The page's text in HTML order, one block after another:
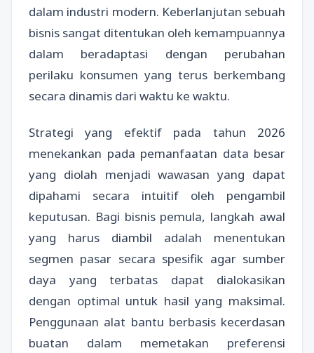
dalam industri modern. Keberlanjutan sebuah
bisnis sangat ditentukan oleh kemampuannya
dalam beradaptasi dengan perubahan
perilaku konsumen yang terus berkembang
secara dinamis dari waktu ke waktu.
Strategi yang efektif pada tahun 2026
menekankan pada pemanfaatan data besar
yang diolah menjadi wawasan yang dapat
dipahami secara intuitif oleh pengambil
keputusan. Bagi bisnis pemula, langkah awal
yang harus diambil adalah menentukan
segmen pasar secara spesifik agar sumber
daya yang terbatas dapat dialokasikan
dengan optimal untuk hasil yang maksimal.
Penggunaan alat bantu berbasis kecerdasan
buatan dalam memetakan preferensi